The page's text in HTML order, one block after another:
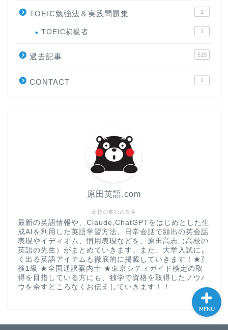
TOEIC勉強法＆実践問題集 1
TOEIC初級者 1
過去記事 519
CONTACT 1
高校の英語の先生
原田英語.com
最新の英語情報や、Claude,ChatGPTをはじめとした生
成AIを利用した英語学習方法、日常会話で頻出の英会話
表現やイディオム、慣用表現などを、原田高志（高校の
英語の先生）がまとめていきます。また、大学入試によ
く出る英語アイテムも徹底的に掲載していきます！★英
検1級 ★全国通訳案内士 ★東京シティガイド検定の取
得を目指している方にも、独学で資格を取得したノウハ
ウを余すところなくお伝えしていきます！！
MENU
大学入試英語対策講座
英語名言・格言・カッコい
い英語＆素敵な英文フレー
CONTACT